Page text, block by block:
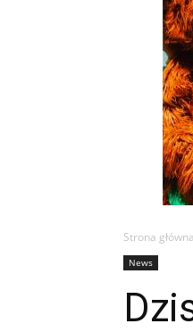
Strona główna
News